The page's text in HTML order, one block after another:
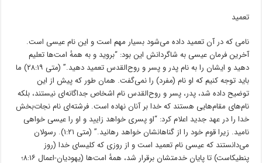
تعمید
نامی که در ﺁن تعمید داده می‌شود بسیار مهم است و این نام عیسی است.
ﺁخرین فرمان عیسی به شاگردانش این بود: “بروید و به همهٔ امت‌ها تعلیم
دهید و ایشان را به نام پدر و پسر و روح‌القدس تعمید دهید.” (متی ۲۸:۱۹) ما
باید توجه کنیم که او نام (مفرد) را نمی‌گفت. همان طور که پیش از این
توضیح داده شد، پدر، پسر و روح‌القدس نام اشخاص جداگانه‌ای نیستند، بلکه
نام‌های مقام‌هایی هستند که خدا بر ﺁنان نهاده است. فرشته‌ای نام نجات‌بخش
خدا را در عهد جدید اعلام کرد: “او پسری خواهد زایید و او را عیسی خواهی
نامید. زیرا قوم خود را از گناهانشان خواهد رهانید.” (متی ۱:۲۱). رسولان
می‌دانستند که عیسی نام تعمید است و از روزی که کلیسای خدا (روز
پنطیکاست) تا پایان خدمتشان برقرار شد، همهٔ امت‌ها (یهودیان-اعمال ۸:۱۶؛